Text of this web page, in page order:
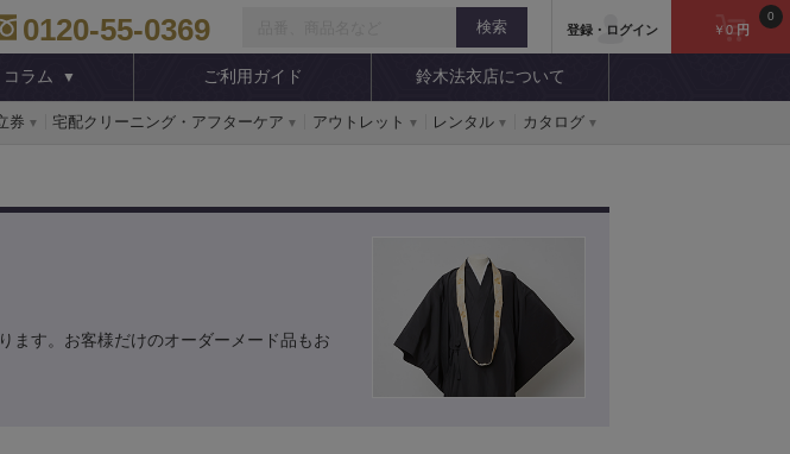
登録・ログイン ￥0円
0
0120-55-0369
ラム ご利用ガイド 鈴木法衣店について
券 宅配クリーニング・アフターケア アウトレット レンタル カタログ
ます。お客様だけのオーダーメード品もお